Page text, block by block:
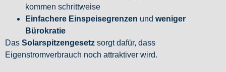
kommen schrittweise
Einfachere Einspeisegrenzen und weniger
Bürokratie
Das Solarspitzengesetz sorgt dafür, dass
Eigenstromverbrauch noch attraktiver wird.